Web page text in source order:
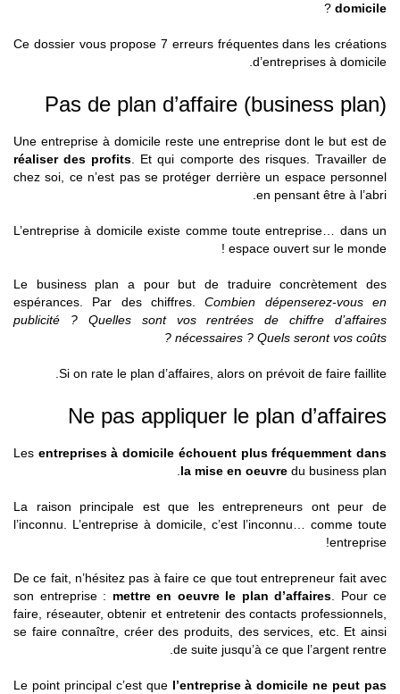
domicile
?
Ce dossier vous propose 7 erreurs fréquentes dans les créations
d’entreprises à domicile.
Pas de plan d’affaire (business plan)
Une entreprise à domicile reste une entreprise dont le but est de
réaliser des profits. Et qui comporte des risques. Travailler de
chez soi, ce n’est pas se protéger derrière un espace personnel
en pensant être à l’abri.
L’entreprise à domicile existe comme toute entreprise… dans un
espace ouvert sur le monde !
Le business plan a pour but de traduire concrètement des
espérances. Par des chiffres.Combien dépenserez-vous en
publicité ? Quelles sont vos rentrées de chiffre d’affaires
nécessaires ? Quels seront vos coûts ?
Si on rate le plan d’affaires, alors on prévoit de faire faillite.
Ne pas appliquer le plan d’affaires
Les entreprises à domicile échouent plus fréquemment dans
la mise en oeuvre du business plan.
La raison principale est que les entrepreneurs ont peur de
l’inconnu. L’entreprise à domicile, c’est l’inconnu… comme toute
entreprise!
De ce fait, n’hésitez pas à faire ce que tout entrepreneur fait avec
son entreprise : mettre en oeuvre le plan d’affaires. Pour ce
faire, réseauter, obtenir et entretenir des contacts professionnels,
se faire connaître, créer des produits, des services, etc. Et ainsi
de suite jusqu’à ce que l’argent rentre.
Le point principal c’est que l’entreprise à domicile ne peut pas